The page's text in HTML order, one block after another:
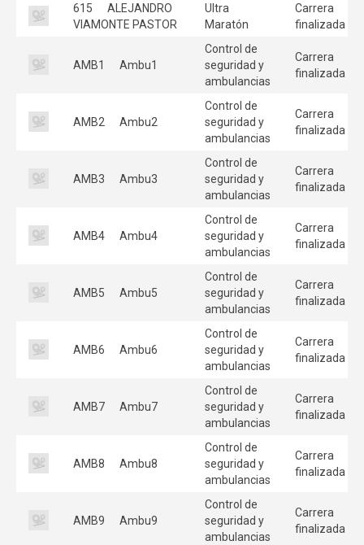
615
ALEJANDRO
VIAMONTE PASTOR
Ultra
Maratón
Carrera
finalizada
AMB1 Ambu1
Control de
seguridad y
ambulancias
Carrera
finalizada
AMB2 Ambu2
Control de
seguridad y
ambulancias
Carrera
finalizada
AMB3 Ambu3
Control de
seguridad y
ambulancias
Carrera
finalizada
AMB4 Ambu4
Control de
seguridad y
ambulancias
Carrera
finalizada
AMB5 Ambu5
Control de
seguridad y
ambulancias
Carrera
finalizada
AMB6 Ambu6
Control de
seguridad y
ambulancias
Carrera
finalizada
AMB7 Ambu7
Control de
seguridad y
ambulancias
Carrera
finalizada
AMB8 Ambu8
Control de
seguridad y
ambulancias
Carrera
finalizada
AMB9 Ambu9
Control de
seguridad y
ambulancias
Carrera
finalizada